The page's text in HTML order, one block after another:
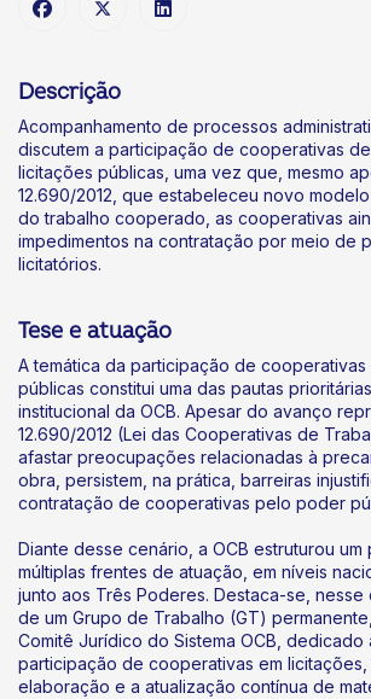
Descrição
Acompanhamento de processos
discutem a participação de cooperativas
licitações públicas, uma vez que, mesmo
12.690/2012, que estabeleceu novo
do trabalho cooperado, as cooperativas
impedimentos na contratação por meio de
licitatórios.
Tese e atuação
A temática da participação de cooperativas
públicas constitui uma das pautas
institucional da OCB. Apesar do avanço
12.690/2012 (Lei das Cooperativas de
afastar preocupações relacionadas à
obra, persistem, na prática, barreiras
contratação de cooperativas pelo poder
Diante desse cenário, a OCB estruturou
múltiplas frentes de atuação, em níveis
junto aos Três Poderes. Destaca-se,
de um Grupo de Trabalho (GT)
Comitê Jurídico do Sistema OCB, dedicado
participação de cooperativas em licitações,
elaboração e a atualização contínua de